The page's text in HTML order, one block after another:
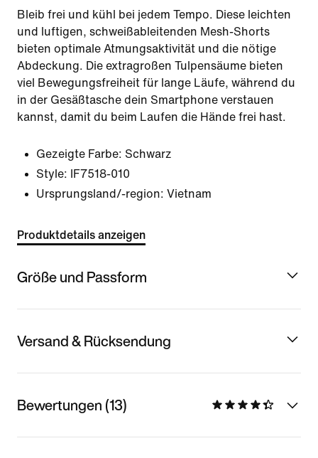
Bleib frei und kühl bei jedem Tempo. Diese leichten
und luftigen, schweißableitenden Mesh-Shorts
bieten optimale Atmungsaktivität und die nötige
Abdeckung. Die extragroßen Tulpensäume bieten
viel Bewegungsfreiheit für lange Läufe, während du
in der Gesäßtasche dein Smartphone verstauen
kannst, damit du beim Laufen die Hände frei hast.
Gezeigte Farbe: Schwarz
Style:
IF7518-010
Ursprungsland/-region: Vietnam
Produktdetails anzeigen
Größe und Passform
Versand & Rücksendung
Bewertungen (13)